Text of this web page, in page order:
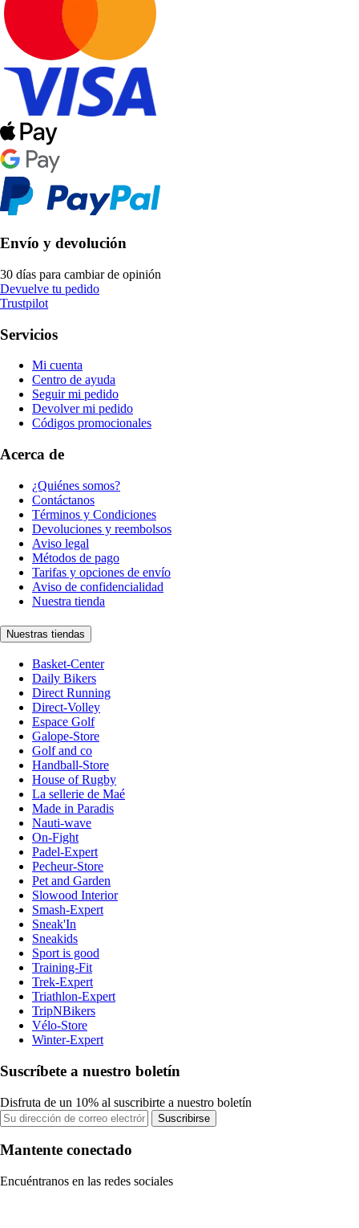
Envío y devolución
30 días para cambiar de opinión
Devuelve tu pedido
Trustpilot
Servicios
Mi cuenta
Centro de ayuda
Seguir mi pedido
Devolver mi pedido
Códigos promocionales
Acerca de
¿Quiénes somos?
Contáctanos
Términos y Condiciones
Devoluciones y reembolsos
Aviso legal
Métodos de pago
Tarifas y opciones de envío
Aviso de confidencialidad
Nuestra tienda
Nuestras tiendas
Basket-Center
Daily Bikers
Direct Running
Direct-Volley
Espace Golf
Galope-Store
Golf and co
Handball-Store
House of Rugby
La sellerie de Maé
Made in Paradis
Nauti-wave
On-Fight
Padel-Expert
Pecheur-Store
Pet and Garden
Slowood Interior
Smash-Expert
Sneak'In
Sneakids
Sport is good
Training-Fit
Trek-Expert
Triathlon-Expert
TripNBikers
Vélo-Store
Winter-Expert
Suscríbete a nuestro boletín
Disfruta de un 10% al suscribirte a nuestro boletín
Suscribirse
Mantente conectado
Encuéntranos en las redes sociales